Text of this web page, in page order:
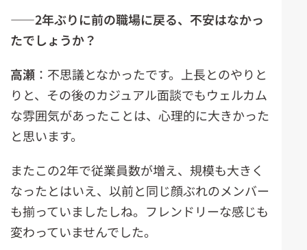
――2年ぶりに前の職場に戻る、不安はなかっ
たでしょうか？
高瀬 ：不思議となかったです。上長とのやりと
りと、その後のカジュアル面談でもウェルカム
な雰囲気があったことは、心理的に大きかった
と思います。
またこの2年で従業員数が増え、規模も大きく
なったとはいえ、以前と同じ顔ぶれのメンバー
も揃っていましたしね。フレンドリーな感じも
変わっていませんでした。